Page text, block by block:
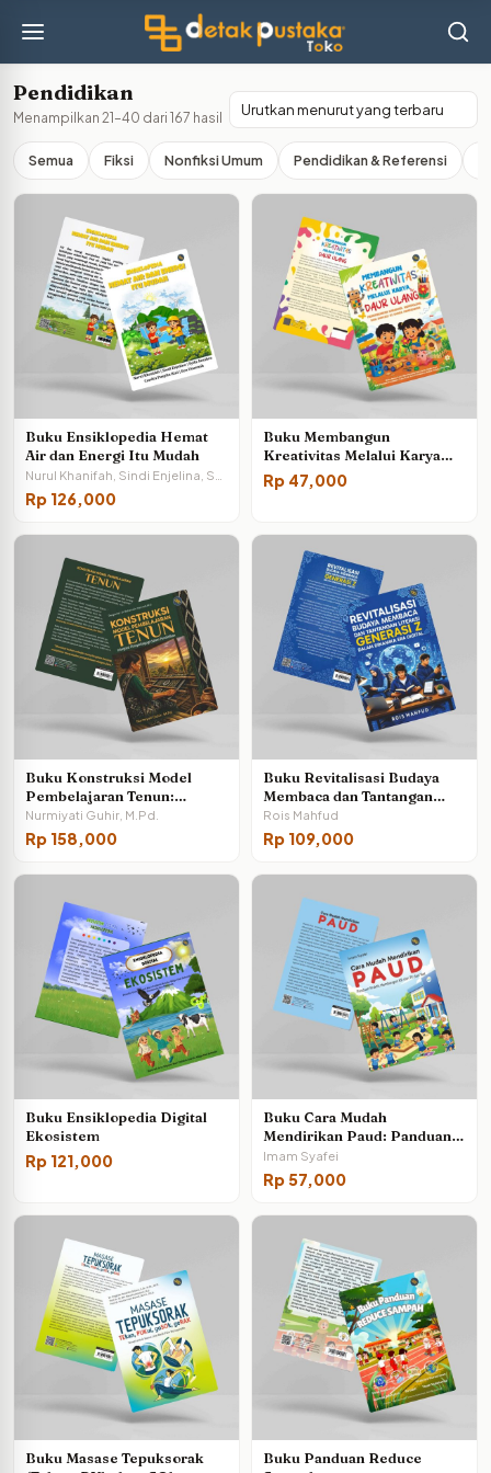
Pendidikan
Menampilkan 21–40 dari 167 hasil Diurutkan
yang
terbaru
Semua Fiksi Nonfiksi Umum Pendidikan & Referensi
Buku Ensiklopedia Hemat
Air dan Energi Itu Mudah
Rp 126,000
Buku Membangun
Kreativitas Melalui Karya
Daur Ulang: Menumbuhkan
Karakter, Kepedulian, dan
Rp 47,000
Buku Konstruksi Model
Pembelajaran Tenun:
Integrasi Etnopedagogi
dalam Pendidikan
Nurmiyati Guhir, M.Pd.
Rp 158,000
Buku Revitalisasi Budaya
Membaca dan Tantangan
Literasi Generasi Z dalam
Dinamika Era Digital
Rois Mahfud
Rp 109,000
Buku Ensiklopedia Digital
Ekosistem
Rp 121,000
Buku Cara Mudah
Mendirikan Paud: Panduan
Praktis Membangun KB dan
TK dari Nol
Imam Syafei
Rp57,000
Buku Masase Tepuksorak
Buku Panduan Reduce